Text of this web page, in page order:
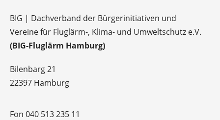
BIG | Dachverband der Bürgerinitiativen und
Vereine für Fluglärm-, Klima- und Umweltschutz e.V.
(BIG-Fluglärm Hamburg)
Bilenbarg 21
22397 Hamburg
Fon 040 513 235 11